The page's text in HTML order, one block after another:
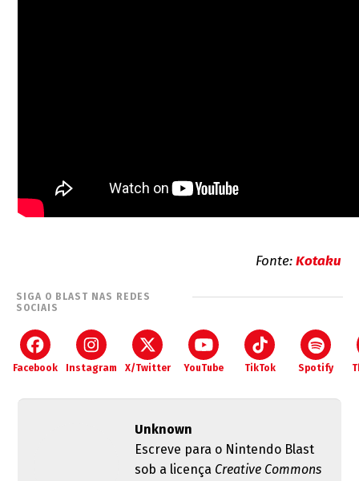
Fonte:Kotaku
SIGA O BLAST NAS REDES
SOCIAIS
Facebook Instagram X/Twitter YouTube TikTok Spotify
Unknown
Escreve para o Nintendo Blast
sob a licença Creative Commons